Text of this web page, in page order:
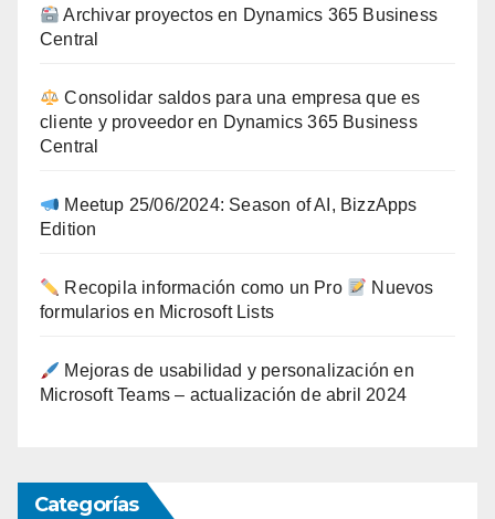
Archivar proyectos en Dynamics 365 Business
Central
Consolidar saldos para una empresa que es
cliente y proveedor en Dynamics 365 Business
Central
Meetup 25/06/2024: Season of AI, BizzApps
Edition
Recopila información como un Pro
Nuevos
formularios en Microsoft Lists
Mejoras de usabilidad y personalización en
Microsoft Teams – actualización de abril 2024
Categorías